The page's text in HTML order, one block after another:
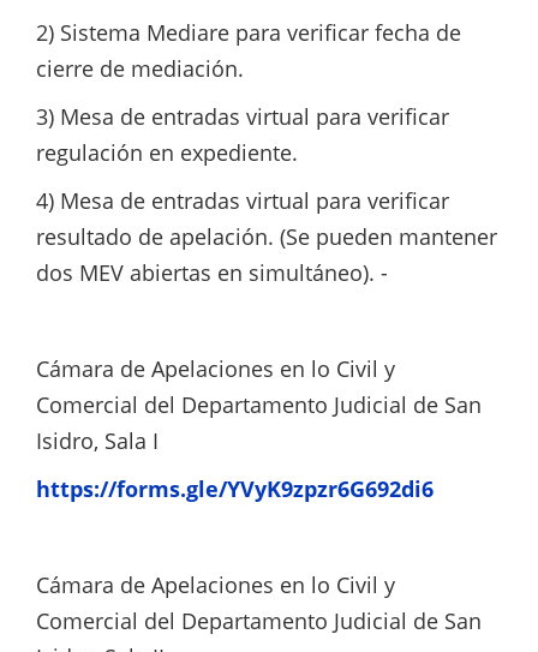
2) Sistema Mediare para verificar fecha de
cierre de mediación.
3) Mesa de entradas virtual para verificar
regulación en expediente.
4) Mesa de entradas virtual para verificar
resultado de apelación. (Se pueden mantener
dos MEV abiertas en simultáneo). -
Cámara de Apelaciones en lo Civil y
Comercial del Departamento Judicial de San
Isidro, Sala I
https://forms.gle/YVyK9zpzr6G692di6
Cámara de Apelaciones en lo Civil y
Comercial del Departamento Judicial de San